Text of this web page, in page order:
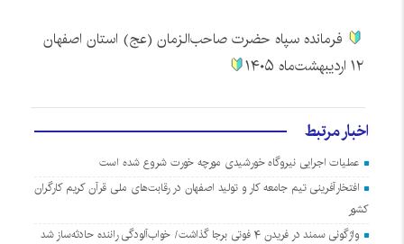
فرمانده سپاه حضرت صاحب‌الزمان (عج) استان اصفهان
۱۲ اردیبهشت‌ماه ۱۴۰۵
اخبار مرتبط
عملیات اجرایی نیروگاه خورشیدی مورچه خورت شروع شده است
افتخارآفرینی تیم جامعه کار و تولید اصفهان در رقابت‌های ملی قرآن کریم کارگران
کشور
واژگونی سمند در فریدن ۴ فوتی برجا گذاشت/ خواب‌آلودگی راننده حادثه‌ساز شد